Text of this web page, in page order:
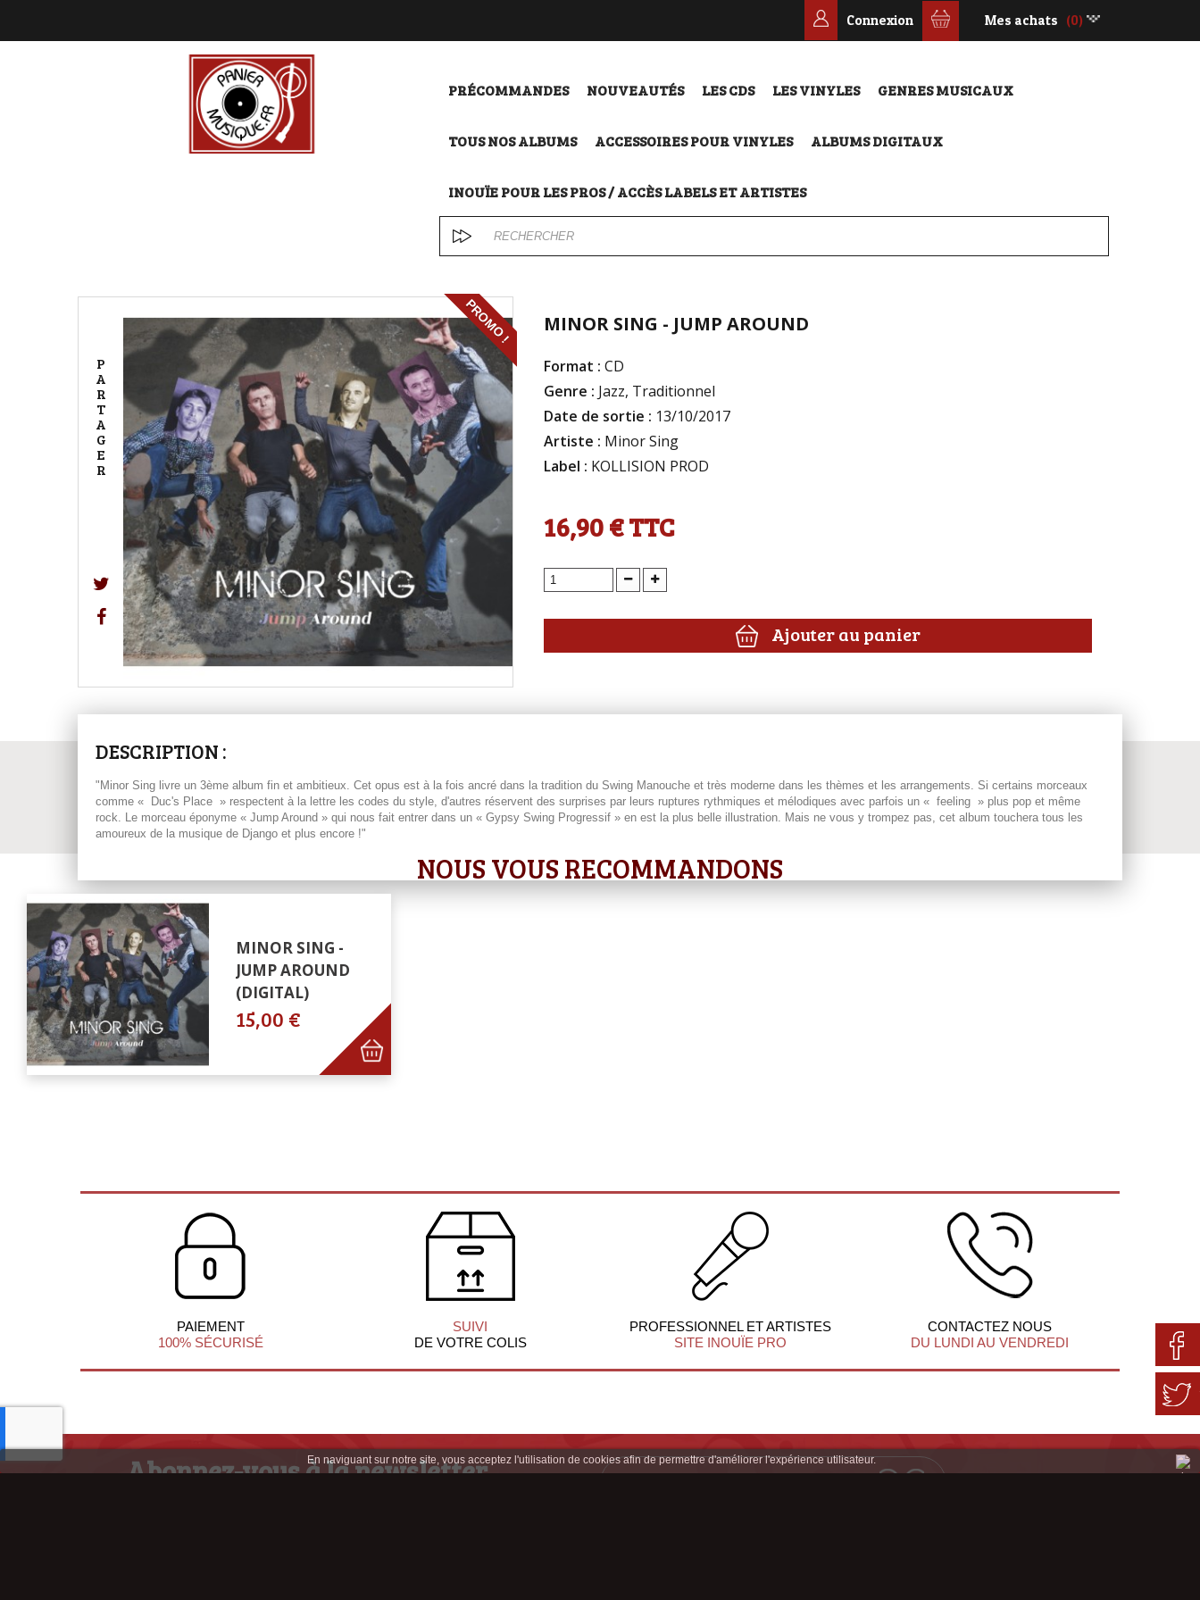
Mes achats (0)
Connexion
PRÉCOMMANDES NOUVEAUTÉS LES CDS LES VINYLES GENRES MUSICAUX
TOUS NOS ALBUMS ACCESSOIRES POUR VINYLES ALBUMS DIGITAUX
INOUÏE POUR LES PROS / ACCÈS LABELS ET ARTISTES
En naviguant sur notre site, vous acceptez l'utilisation de cookies afin de permettre d'améliorer l'expérience utilisateur.
P
A
R
T
A
G
E
R
PROMO ! MINOR SING - JUMP AROUND
Format : CD
Genre : Jazz, Traditionnel
Date de sortie : 13/10/2017
Artiste : Minor Sing
Label : KOLLISION PROD
16,90 €TTC
Ajouter au panier
DESCRIPTION :
"Minor Sing livre un 3ème album fin et ambitieux. Cet opus est à la fois ancré dans la tradition du Swing Manouche et très moderne dans les thèmes et les arrangements. Si certains morceaux
comme « Duc's Place » respectent à la lettre les codes du style, d'autres réservent des surprises par leurs ruptures rythmiques et mélodiques avec parfois un « feeling » plus pop et même
rock. Le morceau éponyme « Jump Around » qui nous fait entrer dans un « Gypsy Swing Progressif » en est la plus belle illustration. Mais ne vous y trompez pas, cet album touchera tous les
amoureux de la musique de Django et plus encore !"
NOUS VOUS RECOMMANDONS
MINOR SING -
JUMP AROUND
(DIGITAL)
15,00 €
PAIEMENT
100% SÉCURISÉ
SUIVI
DE VOTRE COLIS
PROFESSIONNEL ET ARTISTES
SITE INOUÏE PRO
CONTACTEZ NOUS
DU LUNDI AU VENDREDI
Abonnez-vous à la newsletter